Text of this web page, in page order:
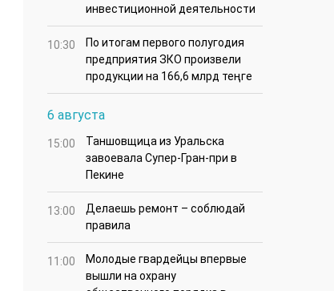
инвестиционной деятельности
10:30
По итогам первого полугодия
предприятия ЗКО произвели
продукции на 166,6 млрд теңге
6 августа
15:00
Таншовщица из Уральска
завоевала Супер-Гран-при в
Пекине
13:00
Делаешь ремонт – соблюдай
правила
11:00
Молодые гвардейцы впервые
вышли на охрану